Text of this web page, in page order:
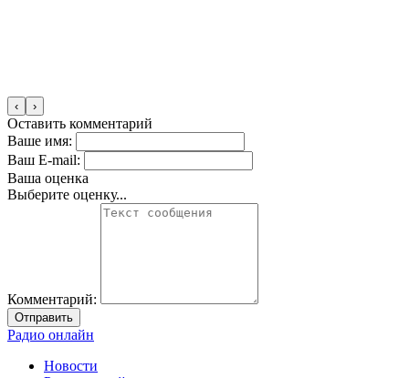
‹ ›
Оставить комментарий
Ваше имя:
Ваш E-mail:
Ваша оценка
Выберите оценку...
Комментарий:
Отправить
Радио онлайн
Новости